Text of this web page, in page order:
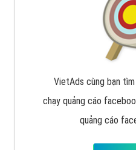
VietAds cùng bạn
chạy quảng cáo
quảng cáo